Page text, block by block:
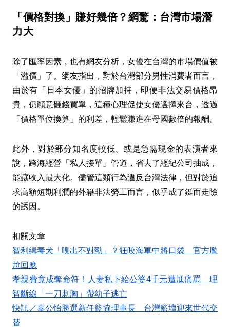
「價格對換」賺好幾倍？網驚：台灣市場潛
力大
除了匯率因素，也有網友分析，女優在台灣的市場價值被
「溢價」了。網友指出，對於台灣部分男性消費者而言，
由於有「日本女優」的招牌加持，即便非法交易價格昂
貴，仍願意砸錢買單，這種心理促使女優選擇來台，透過
「價格單位換算」的利差，輕鬆賺進在母國數倍的報酬。
此外，對於部分知名度較低、或是急需現金的表演者來
說，跨海經營「私人接單」管道，省去了經紀公司抽成，
能讓收入最大化。儘管這類行為違反台灣法律，但對於追
求高額短期利潤的外籍非法勞工而言，似乎成了鋌而走險
的誘因。
相關文章
智利緝毒犬「嗅出不對勁」？狂咬海軍中將口袋 官方尷
尬回應
孝親費竟成奪命符！人妻私下給公婆4千元遭尪痛罵 理
智斷線「一刀刺胸」帶幼子逃亡
快訊／辜公怡勝選新任籃協理事長 台灣籃壇迎來世代交
替